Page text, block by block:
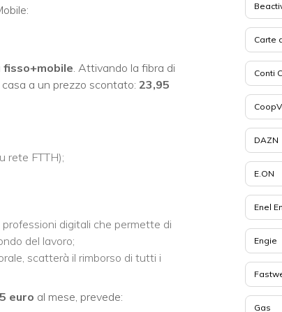
. Attivando la fibra di
a un prezzo scontato: 23,95
rete FTTH);
professioni digitali che permette di
del lavoro;
scatterà il rimborso di tutti i
euro al mese, prevede:
Carte
Conti
DAZN
E.ON
Enel
Engie
Gas